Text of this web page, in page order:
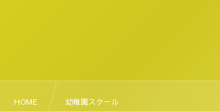
HOME 幼稚園スクール